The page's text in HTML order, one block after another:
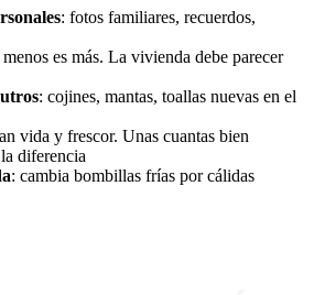
: fotos familiares, recuerdos,
menos es más. La vivienda debe parecer
: cojines, mantas, toallas nuevas en el
vida y frescor. Unas cuantas bien
diferencia
: cambia bombillas frías por cálidas